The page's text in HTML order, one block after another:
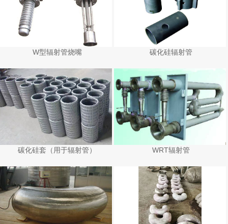
W型辐射管烧嘴 碳化硅辐射管
碳化硅套（用于辐射管） WRT辐射管